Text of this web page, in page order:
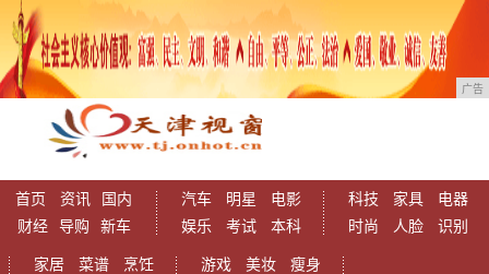
广告
首页 资讯
国内
财经
导购 新车
汽车 明星
电影
娱乐
考试 本科
科技 家具
电器
时尚
人脸 识别
家居 菜谱
烹饪
游戏 美妆
瘦身